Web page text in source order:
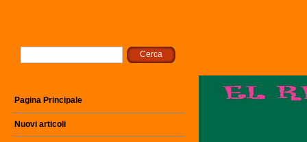
Pagina Principale
Nuovi articoli